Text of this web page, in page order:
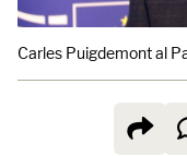
Carles Puigdemont al